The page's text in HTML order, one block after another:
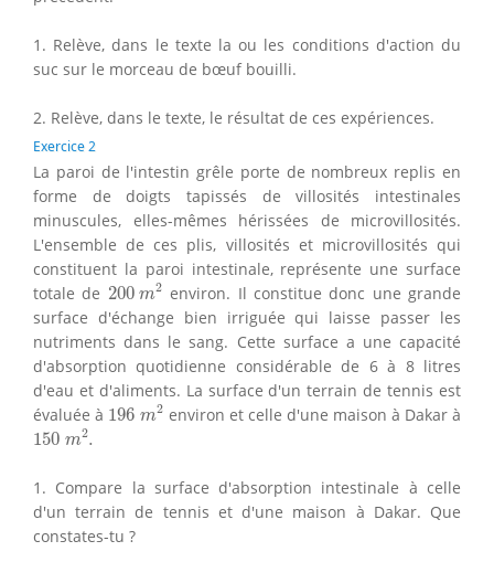
1. Relève, dans le texte la ou les conditions d'action du
suc sur le morceau de bœuf bouilli.
2. Relève, dans le texte, le résultat de ces expériences.
Exercice 2
La paroi de l'intestin grêle porte de nombreux replis en
forme de doigts tapissés de villosités intestinales
minuscules, elles-mêmes hérissées de microvillosités.
L'ensemble de ces plis, villosités et microvillosités qui
constituent la paroi intestinale, représente une surface
totale de 200 m2
200 m2environ. Il constitue donc une grande
surface d'échange bien irriguée qui laisse passer les
nutriments dans le sang. Cette surface a une capacité
d'absorption quotidienne considérable de 6 à 8 litres
d'eau et d'aliments. La surface d'un terrain de tennis est
évaluée à 196 m2
196m2environ et celle d'une maison à Dakar à
150 m2.
150m2 .
1. Compare la surface d'absorption intestinale à celle
d'un terrain de tennis et d'une maison à Dakar. Que
constates-tu ?